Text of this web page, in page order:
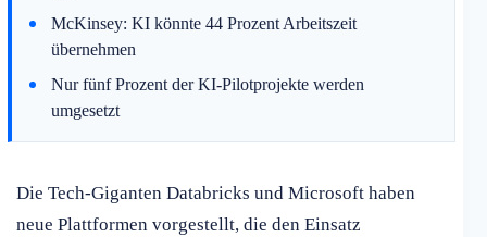
McKinsey: KI könnte 44 Prozent Arbeitszeit
übernehmen
Nur fünf Prozent der KI-Pilotprojekte werden
umgesetzt
Die Tech-Giganten Databricks und Microsoft haben
neue Plattformen vorgestellt, die den Einsatz